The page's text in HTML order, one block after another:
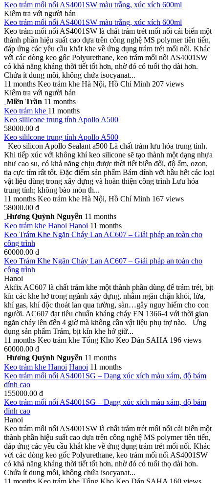
Keo trám mối nối AS4001SW màu trắng, xúc xích 600ml
Kiểm tra với người bán
Keo trám mối nối AS4001SW màu trắng, xúc xích 600ml
Keo trám mối nối AS4001SW là chất trám trét mối nối cải biến một
thành phần hiệu suất cao dựa trên công nghệ MS polymer tiên tiến,
đáp ứng các yêu cầu khắt khe về ứng dụng trám trét mối nối. Khác
với các dòng keo gốc Polyurethane, keo trám mối nối AS4001SW
có khả năng kháng thời tiết tốt hơn, nhờ đó có tuổi thọ dài hơn.
Chứa ít dung môi, không chứa isocyanat...
11 months Keo trám khe Hà Nội, Hồ Chí Minh 207 views
Kiểm tra với người bán
Miền Trần 11 months
Keo trám khe 11 months
Keo sililcone trung tính Apollo A500
58000.00 đ
Keo sililcone trung tính Apollo A500
Keo silicon Apollo Sealant a500 Là chất trám lưu hóa trung tính.
Khi tiếp xúc với không khí keo silicone sẽ tạo thành một dạng nhựa
như cao su, có khả năng chịu được thời tiết biến đổi, độ ẩm, ozon,
tia cực tím rất tốt. Đặc điểm sản phẩm Bám dính với hầu hết các loại
vật liệu dùng trong xây dựng và hoàn thiện công trình Lưu hóa
trung tính; không bào mòn th...
11 months Keo trám khe Hà Nội, Hồ Chí Minh 167 views
58000.00 đ
Hương Quỳnh Nguyễn 11 months
Keo trám khe Hanoi Hanoi 11 months
Keo Trám Khe Ngăn Cháy Lan AC607 – Giải pháp an toàn cho
công trình
60000.00 đ
Keo Trám Khe Ngăn Cháy Lan AC607 – Giải pháp an toàn cho
công trình
Hanoi
Akfix AC607 là chất trám khe một thành phần dùng để trám trét, bịt
kín các khe hở trong ngành xây dựng, nhằm ngăn chặn khói, lửa,
khí gas, khí độc thoát lan qua tường, sàn…gây nguy hiểm cho con
người. AC607 đạt tiêu chuẩn kháng cháy EN 1366-4 với thời gian
ngăn cháy lên đến 4 giờ mà không cần vật liệu phụ trợ nào. Ứng
dụng sản phẩm Trám, bịt kín khe hở giữ...
11 months Keo trám khe Tổng Kho Keo Dán SAHA 196 views
60000.00 đ
Hương Quỳnh Nguyễn 11 months
Keo trám khe Hanoi Hanoi 11 months
Keo trám mối nối AS4001SG – Dạng xúc xích màu xám, độ bám
dính cao
155000.00 đ
Keo trám mối nối AS4001SG – Dạng xúc xích màu xám, độ bám
dính cao
Hanoi
Keo trám mối nối AS4001SW là chất trám trét mối nối cải biến một
thành phần hiệu suất cao dựa trên công nghệ MS polymer tiên tiến,
đáp ứng các yêu cầu khắt khe về ứng dụng trám trét mối nối. Khác
với các dòng keo gốc Polyurethane, keo trám mối nối AS4001SW
có khả năng kháng thời tiết tốt hơn, nhờ đó có tuổi thọ dài hơn.
Chứa ít dung môi, không chứa isocyanat...
11 months Keo trám khe Tổng Kho Keo Dán SAHA 160 views